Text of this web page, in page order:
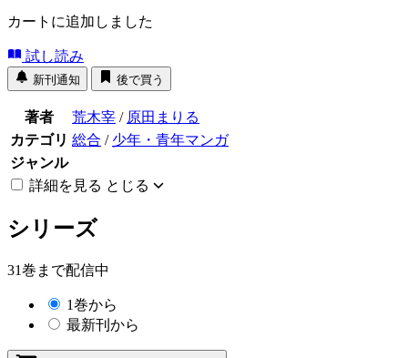
カートに追加しました
試し読み
新刊通知 後で買う
著者 荒木宰 / 原田まりる
カテゴリ 総合 / 少年・青年マンガ
ジャンル
詳細を見る とじる
シリーズ
31巻まで配信中
1巻から
最新刊から